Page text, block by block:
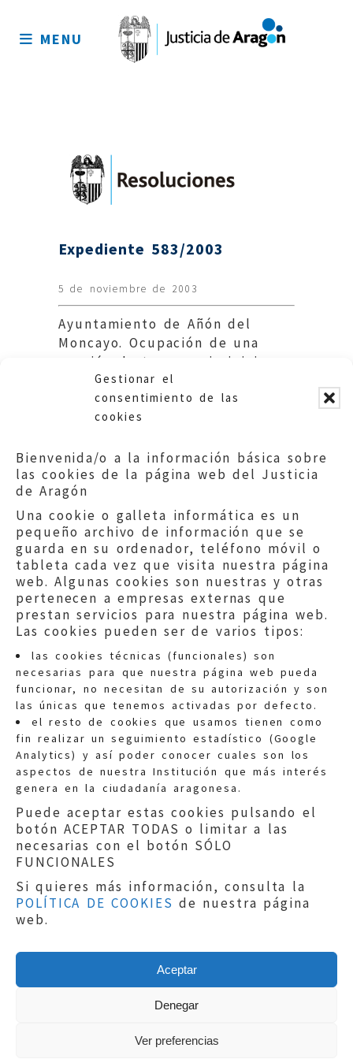
Gestionar el
consentimiento de las
cookies
Bienvenida/o a la información básica sobre
las cookies de la página web del Justicia
de Aragón
Una cookie o galleta informática es un
pequeño archivo de información que se
guarda en su ordenador, teléfono móvil o
tableta cada vez que visita nuestra página
web. Algunas cookies son nuestras y otras
pertenecen a empresas externas que
prestan servicios para nuestra página web.
Las cookies pueden ser de varios tipos:
las cookies técnicas (funcionales) son
necesarias para que nuestra página web pueda
funcionar, no necesitan de su autorización y son
las únicas que tenemos activadas por defecto.
el resto de cookies que usamos tienen como
fin realizar un seguimiento estadístico (Google
Analytics) y así poder conocer cuales son los
aspectos de nuestra Institución que más interés
genera en la ciudadanía aragonesa.
Puede aceptar estas cookies pulsando el
botón ACEPTAR TODAS o limitar a las
necesarias con el botón SÓLO
FUNCIONALES
Si quieres más información, consulta la
POLÍTICA DE COOKIES de nuestra página
web.
Aceptar
Denegar
Ver preferencias
sitio
MENU
Expediente 583/2003
5 de noviembre de 2003
Ayuntamiento de Añón del
Moncayo. Ocupación de una
porción de terreno sin iniciar
expediente expropiatorio.
Quejas:quejas@eljusticiadearagon.es
Información general:
informacion@eljusticiadearagon.es
Teléfonos:900 210 210/
Aviso legal|Política de privacidad|
Protección de Datos
Política de cookies
Copyright © 2019El Justicia de Aragón|
Sephor Consulting